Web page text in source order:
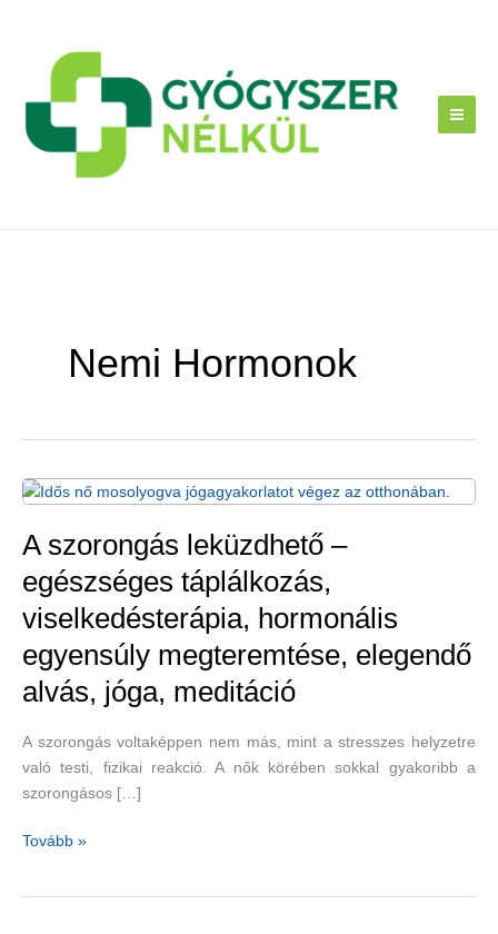
Nemi Hormonok
A szorongás leküzdhető –
egészséges táplálkozás,
viselkedésterápia, hormonális
egyensúly megteremtése, elegendő
alvás, jóga, meditáció
A szorongás voltaképpen nem más, mint a stresszes helyzetre
való testi, fizikai reakció. A nők körében sokkal gyakoribb a
szorongásos […]
A
Tovább »